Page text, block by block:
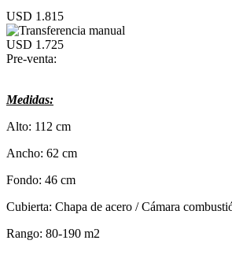
USD 1.815
USD 1.725
Pre-venta:
Medidas:
Alto: 112 cm
Ancho: 62 cm
Fondo: 46 cm
Cubierta: Chapa de acero / Cámara
Rango: 80-190 m2